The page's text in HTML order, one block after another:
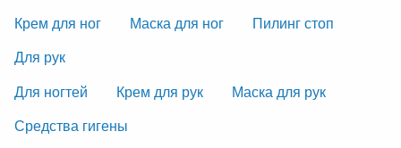
Крем для ног
Маска для ног
Пилинг стоп
Для рук
Для ногтей
Крем для рук
Маска для рук
Средства гигены